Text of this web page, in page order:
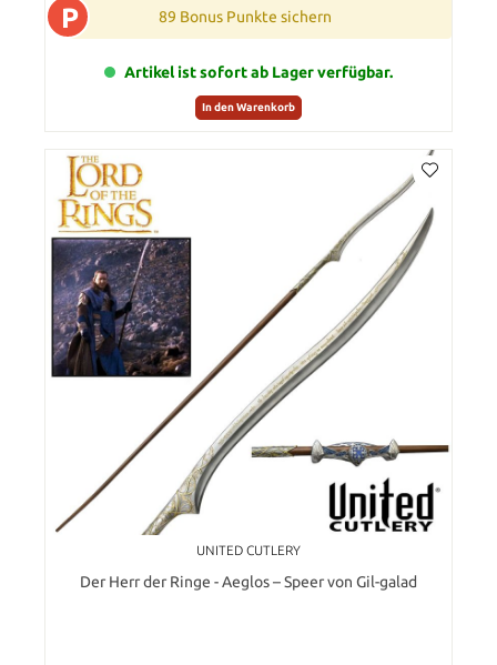
P 89 Bonus Punkte sichern
Artikel ist sofort ab Lager verfügbar.
In den Warenkorb
UNITED CUTLERY
Der Herr der Ringe - Aeglos – Speer von Gil-galad